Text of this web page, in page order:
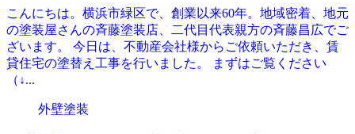
こんにちは。横浜市緑区で、創業以来60年。地域密着、地元
の塗装屋さんの斉藤塗装店、二代目代表親方の斉藤昌広でご
ざいます。 今日は、不動産会社様からご依頼いただき、賃
貸住宅の塗替え工事を行いました。 まずはご覧ください
（↓...
外壁塗装